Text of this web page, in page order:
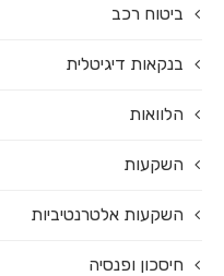
ביטוח רכב
בנקאות דיגיטלית
הלוואות
השקעות
השקעות אלטרנטיביות
חיסכון ופנסיה